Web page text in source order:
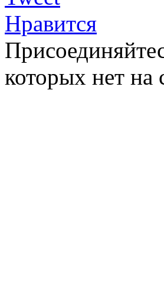
Нравится
которых нет на